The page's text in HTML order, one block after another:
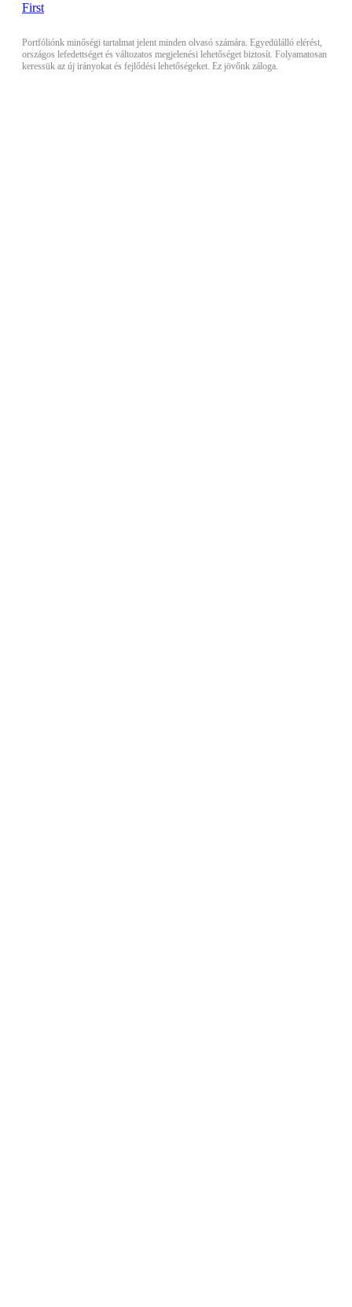
Portfóliónk minőségi tartalmat jelent minden olvasó számára. Egyedülálló elérést,
országos lefedettséget és változatos megjelenési lehetőséget biztosít. Folyamatosan
keressük az új irányokat és fejlődési lehetőségeket. Ez jövőnk záloga.